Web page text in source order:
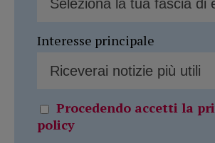
Interesse principale
Procedendo accetti la
policy